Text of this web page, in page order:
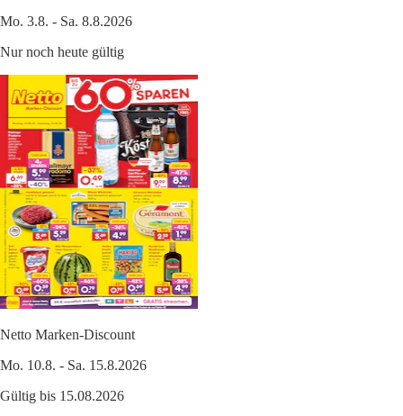
Mo. 3.8. - Sa. 8.8.2026
Nur noch heute gültig
Netto Marken-Discount
Mo. 10.8. - Sa. 15.8.2026
Gültig bis 15.08.2026